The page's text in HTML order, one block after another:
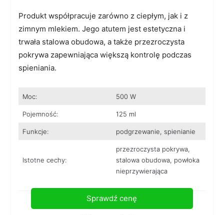
Produkt współpracuje zarówno z ciepłym, jak i z
zimnym mlekiem. Jego atutem jest estetyczna i
trwała stalowa obudowa, a także przezroczysta
pokrywa zapewniająca większą kontrolę podczas
spieniania.
Moc: 500 W
Pojemność: 125 ml
Funkcje: podgrzewanie, spienianie
Istotne cechy:
przezroczysta pokrywa,
stalowa obudowa, powłoka
nieprzywierająca
Sprawdź cenę